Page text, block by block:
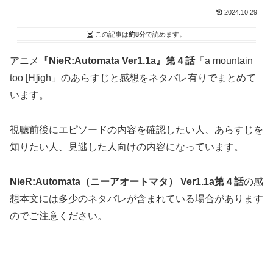
2024.10.29
この記事は約8分で読めます。
アニメ 『NieR:Automata Ver1.1a』第４話「a mountain
too [H]igh」のあらすじと感想をネタバレ有りでまとめて
います。
視聴前後にエピソードの内容を確認したい人、あらすじを
知りたい人、見逃した人向けの内容になっています。
NieR:Automata（ニーアオートマタ） Ver1.1a第４話の感
想本文には多少のネタバレが含まれている場合があります
のでご注意ください。